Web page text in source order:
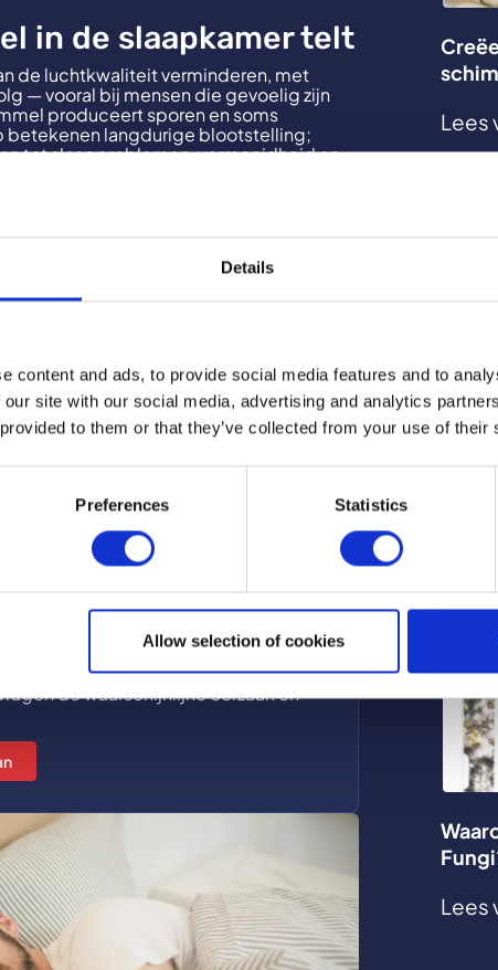
Details
content and ads, to provide social media features and to
site with our social media, advertising and analytics
to them or that they’ve collected from your use of their
Preferences Statistics
Allow selection of cookies
in de slaapkamer telt
de luchtkwaliteit verminderen, met
— vooral bij mensen die gevoelig zijn
produceert sporen en soms
betekenen langdurige blootstelling;
tot slaapproblemen, vermoeidheid en
bron van vocht
— lekkages, slechte
Kan de vochtbron niet direct worden
van het oppervlak.
de Inducoat Cleaner (zie het
verf — een verf waarvan de droge
aantastende schimmels (getest volgens
volgens het productdatablad.
— blijf preventieve maatregelen nemen en
een gezonde slaapkameromgeving.
de waarschijnlijke oorzaak en
Lees
Lees